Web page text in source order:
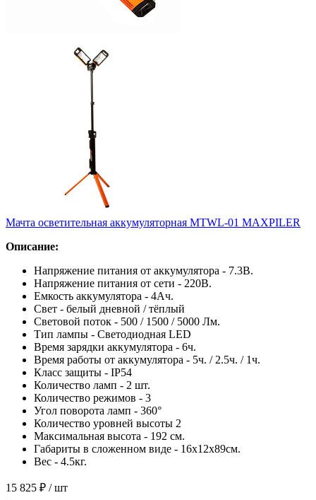
Мачта осветительная аккумуляторная MTWL-01 MAXPILER
Описание:
Напряжение питания от аккумулятора - 7.3В.
Напряжение питания от сети - 220В.
Емкость аккумулятора - 4Ач.
Свет - белый дневной / тёплый
Световой поток - 500 / 1500 / 5000 Лм.
Тип лампы - Светодиодная LED
Время зарядки аккумулятора - 6ч.
Время работы от аккумулятора - 5ч. / 2.5ч. / 1ч.
Класс защиты - IP54
Количество ламп - 2 шт.
Количество режимов - 3
Угол поворота ламп - 360°
Количество уровней высоты 2
Максимальная высота - 192 см.
Габариты в сложенном виде - 16x12x89см.
Вес - 4.5кг.
15 825 ₽ / шт